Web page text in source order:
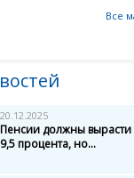
Все
20.12.2025
Пенсии должны вырасти
9,5 процента, но...